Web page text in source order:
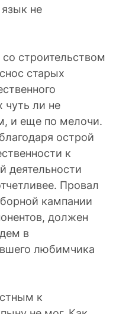
не
строительством
старых
чуть ли не
и еще по мелочи.
острой
к
деятельности
Провал
кампании
должен
в
любимчика
к